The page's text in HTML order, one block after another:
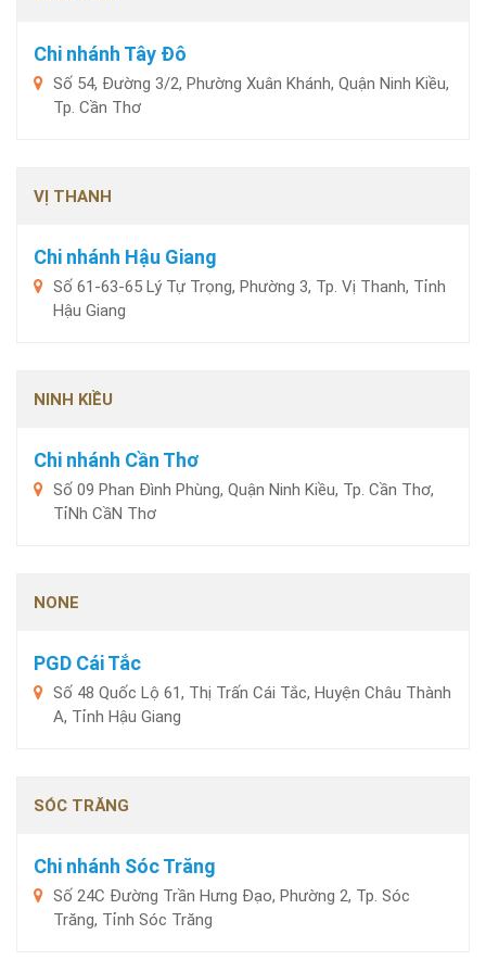
Chi nhánh Tây Đô
Số 54, Đường 3/2, Phường Xuân Khánh, Quận Ninh Kiều,
Tp. Cần Thơ
VỊ THANH
Chi nhánh Hậu Giang
Số 61-63-65 Lý Tự Trọng, Phường 3, Tp. Vị Thanh, Tỉnh
Hậu Giang
NINH KIỀU
Chi nhánh Cần Thơ
Số 09 Phan Đình Phùng, Quận Ninh Kiều, Tp. Cần Thơ,
TỉNh CầN Thơ
NONE
PGD Cái Tắc
Số 48 Quốc Lộ 61, Thị Trấn Cái Tắc, Huyện Châu Thành
A, Tỉnh Hậu Giang
SÓC TRĂNG
Chi nhánh Sóc Trăng
Số 24C Đường Trần Hưng Đạo, Phường 2, Tp. Sóc
Trăng, Tỉnh Sóc Trăng